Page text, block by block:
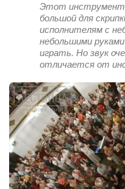
Конкурс «Колибри —
Конкурс «Колибри» 2013
Интервью
Афиша
Афиша Киев
Афиша Сумы
О нас
Этот инструмент
большой для
исполнителям с
небольшими
играть. Но звук
отличается от